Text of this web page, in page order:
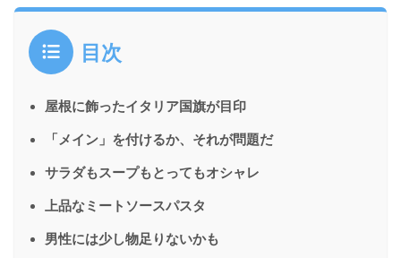
目次
屋根に飾ったイタリア国旗が目印
「メイン」を付けるか、それが問題だ
サラダもスープもとってもオシャレ
上品なミートソースパスタ
男性には少し物足りないかも